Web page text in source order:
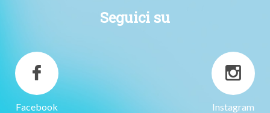
Seguici su
Facebook Instagram